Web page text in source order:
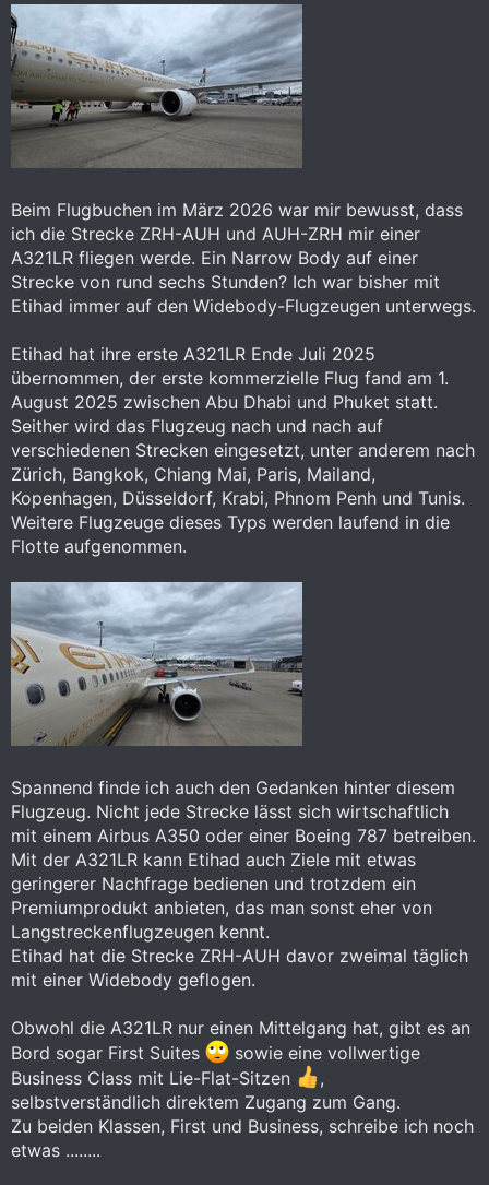
Beim Flugbuchen im März 2026 war mir bewusst, dass
ich die Strecke ZRH-AUH und AUH-ZRH mir einer
A321LR fliegen werde. Ein Narrow Body auf einer
Strecke von rund sechs Stunden? Ich war bisher mit
Etihad immer auf den Widebody-Flugzeugen unterwegs.
Etihad hat ihre erste A321LR Ende Juli 2025
übernommen, der erste kommerzielle Flug fand am 1.
August 2025 zwischen Abu Dhabi und Phuket statt.
Seither wird das Flugzeug nach und nach auf
verschiedenen Strecken eingesetzt, unter anderem nach
Zürich, Bangkok, Chiang Mai, Paris, Mailand,
Kopenhagen, Düsseldorf, Krabi, Phnom Penh und Tunis.
Weitere Flugzeuge dieses Typs werden laufend in die
Flotte aufgenommen.
Spannend finde ich auch den Gedanken hinter diesem
Flugzeug. Nicht jede Strecke lässt sich wirtschaftlich
mit einem Airbus A350 oder einer Boeing 787 betreiben.
Mit der A321LR kann Etihad auch Ziele mit etwas
geringerer Nachfrage bedienen und trotzdem ein
Premiumprodukt anbieten, das man sonst eher von
Langstreckenflugzeugen kennt.
Etihad hat die Strecke ZRH-AUH davor zweimal täglich
mit einer Widebody geflogen.
Obwohl die A321LR nur einen Mittelgang hat, gibt es an
Bord sogar First Suites
sowie eine vollwertige
Business Class mit Lie-Flat-Sitzen
,
selbstverständlich direktem Zugang zum Gang.
Zu beiden Klassen, First und Business, schreibe ich noch
etwas ........